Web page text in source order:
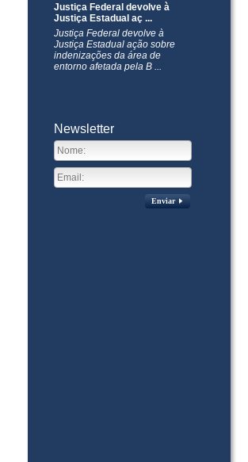
Justiça Federal devolve à
Justiça Estadual aç ...
Justiça Federal devolve à
Justiça Estadual ação sobre
indenizações da área de
entorno afetada pela B ...
Newsletter
Enviar